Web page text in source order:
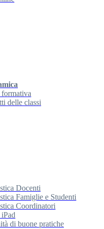
delle classi
Docenti
Famiglie e Studenti
Coordinatori
di buone pratiche